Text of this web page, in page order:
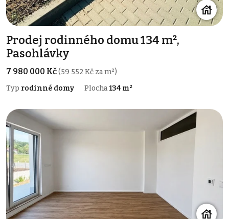
Prodej rodinného domu 134 m²,
Pasohlávky
7 980 000 Kč(59 552 Kč za m²)
Typ rodinné domy Plocha134 m²